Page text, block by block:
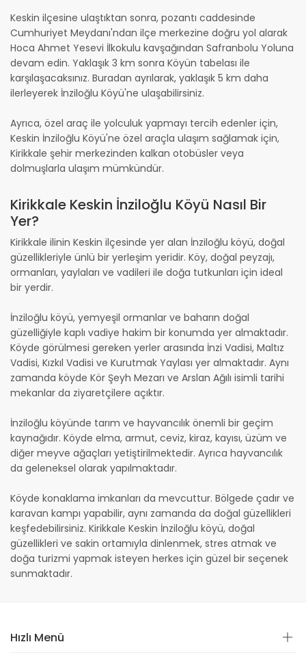
Keskin ilçesine ulaştıktan sonra, pozantı caddesinde
Cumhuriyet Meydanı'ndan ilçe merkezine doğru yol alarak
Hoca Ahmet Yesevi İlkokulu kavşağından Safranbolu Yoluna
devam edin. Yaklaşık 3 km sonra Köyün tabelası ile
karşılaşacaksınız. Buradan ayrılarak, yaklaşık 5 km daha
ilerleyerek İnziloğlu Köyü'ne ulaşabilirsiniz.
Ayrıca, özel araç ile yolculuk yapmayı tercih edenler için,
Keskin İnziloğlu Köyü'ne özel araçla ulaşım sağlamak için,
Kirikkale şehir merkezinden kalkan otobüsler veya
dolmuşlarla ulaşım mümkündür.
Kirikkale Keskin İnziloğlu Köyü Nasıl Bir
Yer?
Kirikkale ilinin Keskin ilçesinde yer alan İnziloğlu köyü, doğal
güzellikleriyle ünlü bir yerleşim yeridir. Köy, doğal peyzajı,
ormanları, yaylaları ve vadileri ile doğa tutkunları için ideal
bir yerdir.
İnziloğlu köyü, yemyeşil ormanlar ve baharın doğal
güzelliğiyle kaplı vadiye hakim bir konumda yer almaktadır.
Köyde görülmesi gereken yerler arasında İnzi Vadisi, Maltız
Vadisi, Kızkıl Vadisi ve Kurutmak Yaylası yer almaktadır. Aynı
zamanda köyde Kör Şeyh Mezarı ve Arslan Ağılı isimli tarihi
mekanlar da ziyaretçilere açıktır.
İnziloğlu köyünde tarım ve hayvancılık önemli bir geçim
kaynağıdır. Köyde elma, armut, ceviz, kiraz, kayısı, üzüm ve
diğer meyve ağaçları yetiştirilmektedir. Ayrıca hayvancılık
da geleneksel olarak yapılmaktadır.
Köyde konaklama imkanları da mevcuttur. Bölgede çadır ve
karavan kampı yapabilir, aynı zamanda da doğal güzellikleri
keşfedebilirsiniz. Kirikkale Keskin İnziloğlu köyü, doğal
güzellikleri ve sakin ortamıyla dinlenmek, stres atmak ve
doğa turizmi yapmak isteyen herkes için güzel bir seçenek
sunmaktadır.
Hızlı Menü